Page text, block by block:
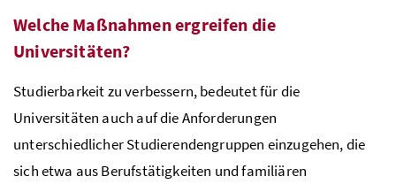
Welche Maßnahmen ergreifen die
Universitäten?
Studierbarkeit zu verbessern, bedeutet für die
Universitäten auch auf die Anforderungen
unterschiedlicher Studierendengruppen einzugehen, die
sich etwa aus Berufstätigkeiten und familiären